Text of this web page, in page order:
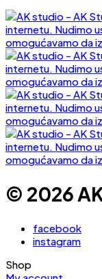
© 2026
facebook
instagram
Shop